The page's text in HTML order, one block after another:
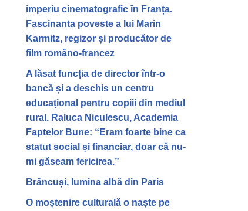
imperiu cinematografic în Franța.
Fascinanta poveste a lui Marin
Karmitz, regizor și producător de
film româno-francez
A lăsat funcția de director într-o
bancă și a deschis un centru
educațional pentru copiii din mediul
rural. Raluca Niculescu, Academia
Faptelor Bune: “Eram foarte bine ca
statut social și financiar, doar că nu-
mi găseam fericirea.”
Brâncuși, lumina albă din Paris
O moștenire culturală o naște pe